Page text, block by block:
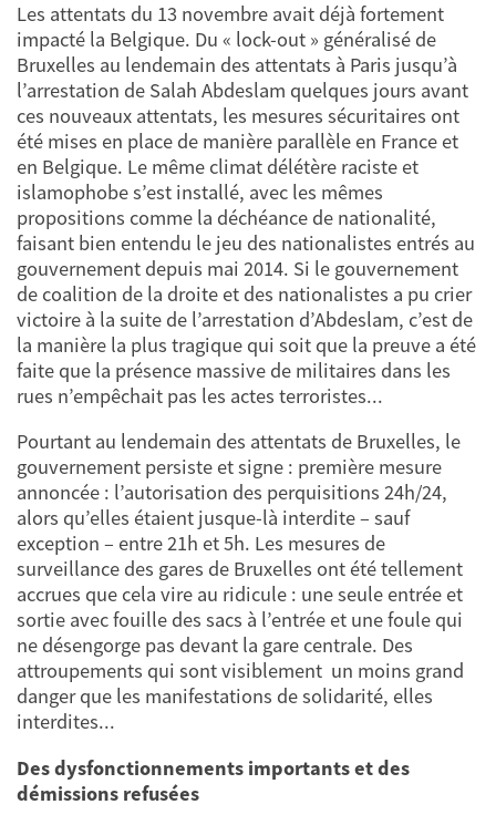
Les attentats du 13 novembre avait déjà fortement
impacté la Belgique. Du « lock-out » généralisé de
Bruxelles au lendemain des attentats à Paris jusqu’à
l’arrestation de Salah Abdeslam quelques jours avant
ces nouveaux attentats, les mesures sécuritaires ont
été mises en place de manière parallèle en France et
en Belgique. Le même climat délétère raciste et
islamophobe s’est installé, avec les mêmes
propositions comme la déchéance de nationalité,
faisant bien entendu le jeu des nationalistes entrés au
gouvernement depuis mai 2014. Si le gouvernement
de coalition de la droite et des nationalistes a pu crier
victoire à la suite de l’arrestation d’Abdeslam, c’est de
la manière la plus tragique qui soit que la preuve a été
faite que la présence massive de militaires dans les
rues n’empêchait pas les actes terroristes...
Pourtant au lendemain des attentats de Bruxelles, le
gouvernement persiste et signe : première mesure
annoncée : l’autorisation des perquisitions 24h/24,
alors qu’elles étaient jusque-là interdite – sauf
exception – entre 21h et 5h. Les mesures de
surveillance des gares de Bruxelles ont été tellement
accrues que cela vire au ridicule : une seule entrée et
sortie avec fouille des sacs à l’entrée et une foule qui
ne désengorge pas devant la gare centrale. Des
attroupements qui sont visiblement un moins grand
danger que les manifestations de solidarité, elles
interdites...
Des dysfonctionnements importants et des
démissions refusées